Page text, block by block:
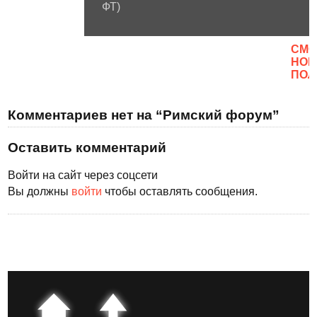
ФТ)
Комментариев нет на “Римский форум”
Оставить комментарий
Войти на сайт через соцсети
Вы должны войти чтобы оставлять сообщения.